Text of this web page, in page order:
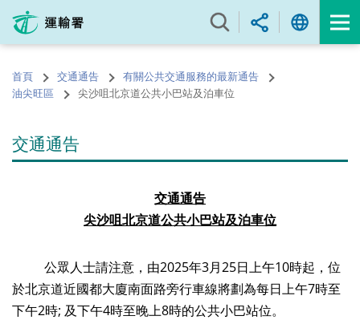
內
的
開
首頁 交通通告
有關公共交通服務的最新通告
油尖旺區
尖沙咀北京道公共小巴站及泊車位
交通通告
交通通告
尖沙咀北京道公共小巴站及泊車位
公眾人士請注意，由2025年3月25日上午10時起，位
於北京道近國都大廈南面路旁行車線將劃為每日上午7時至
下午2時; 及下午4時至晚上8時的公共小巴站位。